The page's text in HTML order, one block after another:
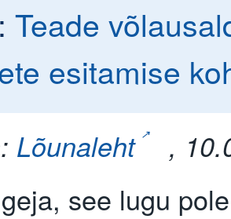
Teade
esitamise
Lõunaleht ,
see lugu